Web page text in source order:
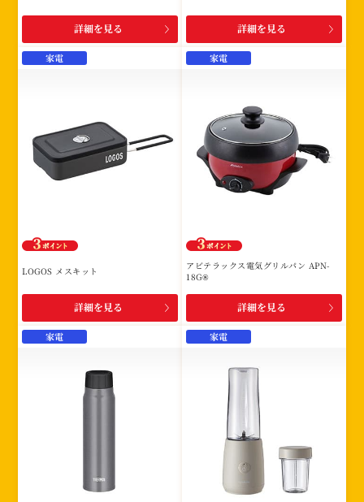
詳細を見る 詳細を見る
家電
LOGOS メスキット
詳細を見る
家電
アビテラックス電気グリルパン APN-
18G®
詳細を見る
家電 家電